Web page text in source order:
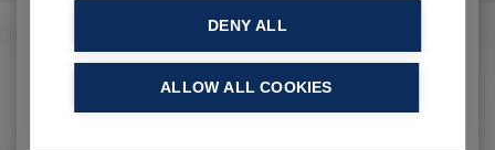
DENY ALL
ALLOW ALL COOKIES